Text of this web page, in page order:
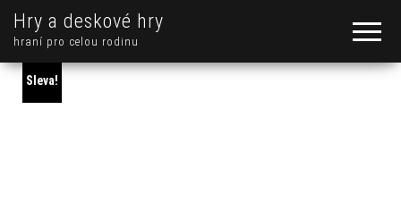
Hry a deskové hry
hraní pro celou rodinu
Sleva!